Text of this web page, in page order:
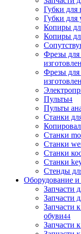
Губки для
Губки для
Копиры
Копиры
Фрезы для
Фрезы для
Пульты4
Пульты
Станки
Станки
Станки
Станки
Станки
Стенды
Оборудование и
Запчасти
Запчасти
Запчасти
обуви44
Запчасти